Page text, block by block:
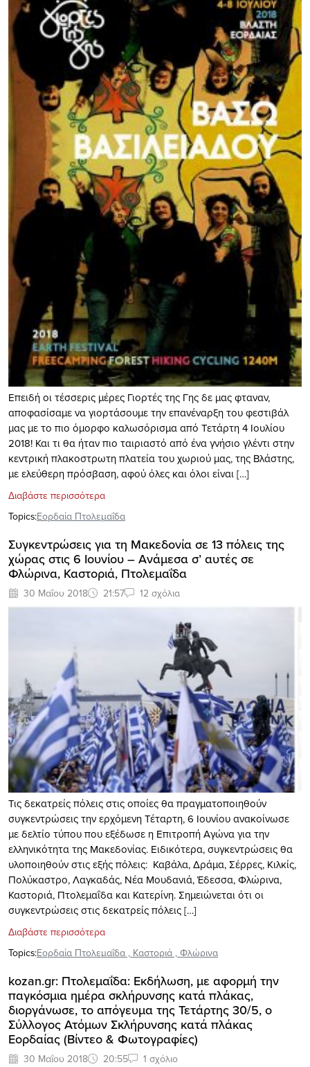
Επειδή οι τέσσερις μέρες Γιορτές της Γης δε μας φταναν,
αποφασίσαμε να γιορτάσουμε την επανέναρξη του φεστιβάλ
μας με το πιο όμορφο καλωσόρισμα από Τετάρτη 4 Ιουλίου
2018! Και τι θα ήταν πιο ταιριαστό από ένα γνήσιο γλέντι στην
κεντρική πλακοστρωτη πλατεία του χωριού μας, της Βλάστης,
με ελεύθερη πρόσβαση, αφού όλες και όλοι είναι […]
Διαβάστε περισσότερα
Topics:Εορδαία Πτολεμαΐδα
Συγκεντρώσεις για τη Μακεδονία σε 13 πόλεις της
χώρας στις 6 Ιουνίου – Aνάμεσα σ’ αυτές σε
Φλώρινα, Καστοριά, Πτολεμαΐδα
30 Μαΐου 2018 21:57 12 σχόλια
Τις δεκατρείς πόλεις στις οποίες θα πραγματοποιηθούν
συγκεντρώσεις την ερχόμενη Τέταρτη, 6 Ιουνίου ανακοίνωσε
με δελτίο τύπου που εξέδωσε η Επιτροπή Αγώνα για την
ελληνικότητα της Μακεδονίας. Ειδικότερα, συγκεντρώσεις θα
υλοποιηθούν στις εξής πόλεις: Καβάλα, Δράμα, Σέρρες, Κιλκίς,
Πολύκαστρο, Λαγκαδάς, Νέα Μουδανιά, Έδεσσα, Φλώρινα,
Καστοριά, Πτολεμαΐδα και Κατερίνη. Σημειώνεται ότι οι
συγκεντρώσεις στις δεκατρείς πόλεις […]
Διαβάστε περισσότερα
Topics:Εορδαία Πτολεμαΐδα , Καστοριά , Φλώρινα
kozan.gr: Πτολεμαΐδα: Εκδήλωση, με αφορμή την
παγκόσμια ημέρα σκλήρυνσης κατά πλάκας,
διοργάνωσε, το απόγευμα της Τετάρτης 30/5, ο
Σύλλογος Ατόμων Σκλήρυνσης κατά πλάκας
Εορδαίας (Βίντεο & Φωτογραφίες)
30 Μαΐου 2018 20:55 1 σχόλιο